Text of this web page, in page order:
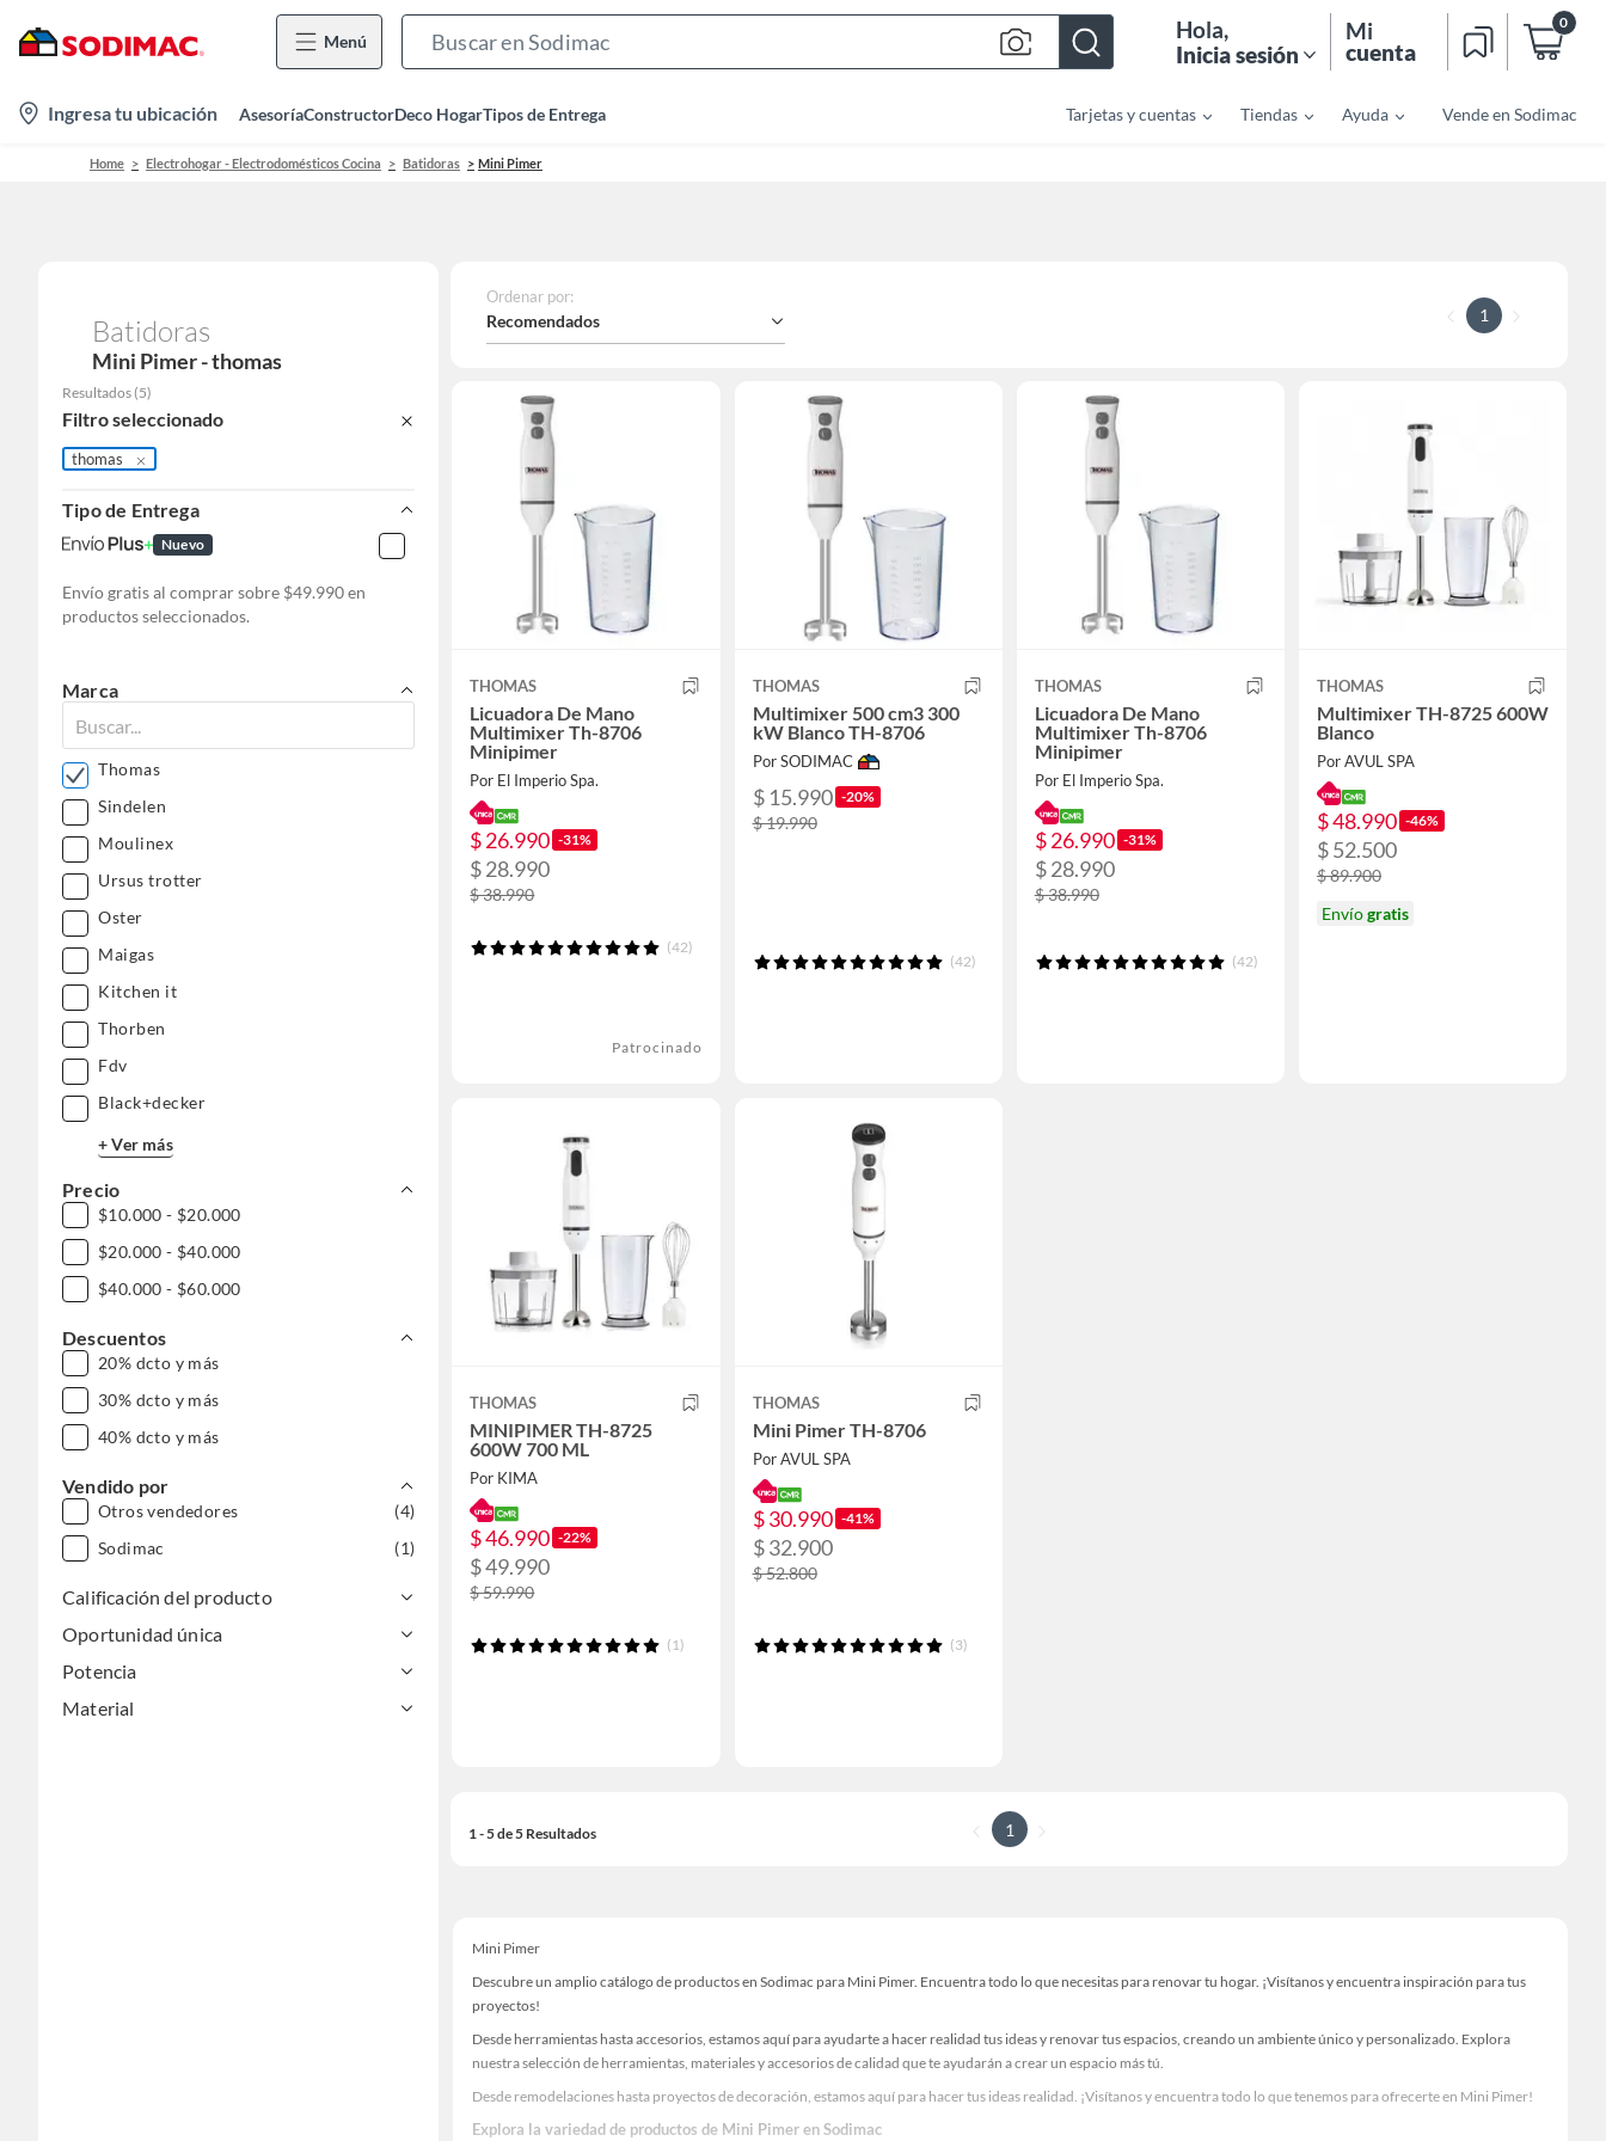
Menú
Bar
Hola,
Inicia sesión
Mi
cuenta
0
location-
icon
Ingresa tu ubicación AsesoríaConstructorDeco HogarTipos de Entrega Tarjetas y cuentas Tiendas Ayuda Vende en Sodimac
Home Electrohogar - Electrodomésticos Cocina Batidoras Mini Pimer
Batidoras
Mini Pimer - thomas
Resultados (5)
Filtro seleccionado
thomas
Tipo de Entrega
Nuevo
Envío gratis al comprar sobre $49.990 en
productos seleccionados.
Marca
Thomas
Sindelen
Moulinex
Ursus trotter
Oster
Maigas
Kitchen it
Thorben
Fdv
Black+decker
+ Ver más
Precio
$10.000 - $20.000
$20.000 - $40.000
$40.000 - $60.000
Descuentos
20% dcto y más
30% dcto y más
40% dcto y más
Vendido por
Otros vendedores
(4)
Sodimac
(1)
Calificación del producto
Oportunidad única
Potencia
Material
Ordenar por:
Recomendados 1
THOMAS
Licuadora De Mano
Multimixer Th-8706
Minipimer
Por El Imperio Spa.
$ 26.990 -31%
$ 28.990
$ 38.990
(42)
Patrocinado
THOMAS
Multimixer 500 cm3 300
kW Blanco TH-8706
Por SODIMAC
$ 15.990 -20%
$ 19.990
(42)
THOMAS
Licuadora De Mano
Multimixer Th-8706
Minipimer
Por El Imperio Spa.
$ 26.990 -31%
$ 28.990
$ 38.990
(42)
THOMAS
Multimixer TH-8725 600W
Blanco
Por AVUL SPA
$ 48.990 -46%
$ 52.500
$ 89.900
Envíogratis
THOMAS
MINIPIMER TH-8725
600W 700 ML
Por KIMA
$ 46.990 -22%
$ 49.990
$ 59.990
(1)
THOMAS
Mini Pimer TH-8706
Por AVUL SPA
$ 30.990 -41%
$ 32.900
$ 52.800
(3)
1 - 5 de 5 Resultados 1
Mini Pimer
Descubre un amplio catálogo de productos en Sodimac para Mini Pimer. Encuentra todo lo que necesitas para renovar tu hogar. ¡Visítanos y encuentra inspiración para tus
proyectos!
Desde herramientas hasta accesorios, estamos aquí para ayudarte a hacer realidad tus ideas y renovar tus espacios, creando un ambiente único y personalizado. Explora
nuestra selección de herramientas, materiales y accesorios de calidad que te ayudarán a crear un espacio más tú.
Desde remodelaciones hasta proyectos de decoración, estamos aquí para hacer tus ideas realidad. ¡Visítanos y encuentra todo lo que tenemos para ofrecerte en Mini Pimer!
Explora la variedad de productos de Mini Pimer en Sodimac